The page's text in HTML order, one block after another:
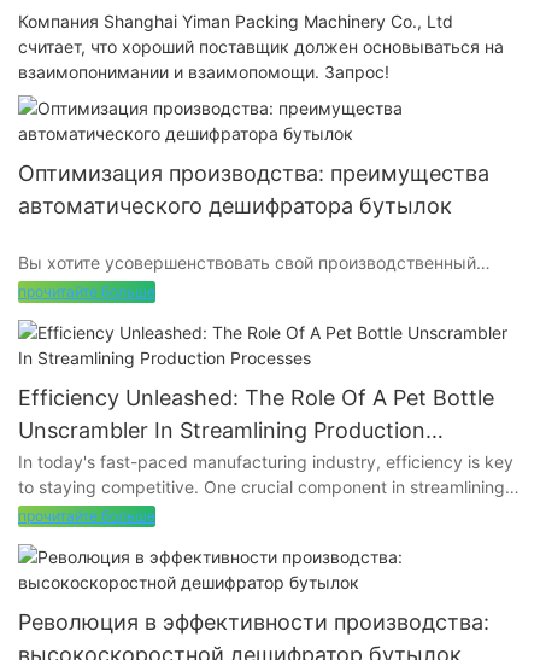
Компания Shanghai Yiman Packing Machinery Co., Ltd
считает, что хороший поставщик должен основываться на
взаимопонимании и взаимопомощи. Запрос!
Оптимизация производства: преимущества
автоматического дешифратора бутылок
Вы хотите усовершенствовать свой производственный
процесс и повысить эффективность процесса розлива?
внедрения автоматического дешифратора бутылок.
Оптимизация производства никогда не была проще с
помощью этой инновационной технологии, позволяющей
сократить время выполнения работ, снизить затраты на
рабочую силу и повысить общую производительность.
Прочтите эту статью, чтобы узнать больше о том, как
автоматический дешифратор бутылок может
революционизировать вашу работу.
- Введение в автоматические дешифраторы бутылок
прочитайте больше
Efficiency Unleashed: The Role Of A Pet Bottle
Unscrambler In Streamlining Production
Processes
In today's fast-paced manufacturing industry, efficiency is key
to staying competitive. One crucial component in streamlining
production processes is the pet bottle unscrambler. In this
and how it can revolutionize your production line. Learn how a
pet bottle unscrambler can unlock new levels of efficiency and
productivity for your business.
прочитайте больше
Революция в эффективности производства:
высокоскоростной дешифратор бутылок